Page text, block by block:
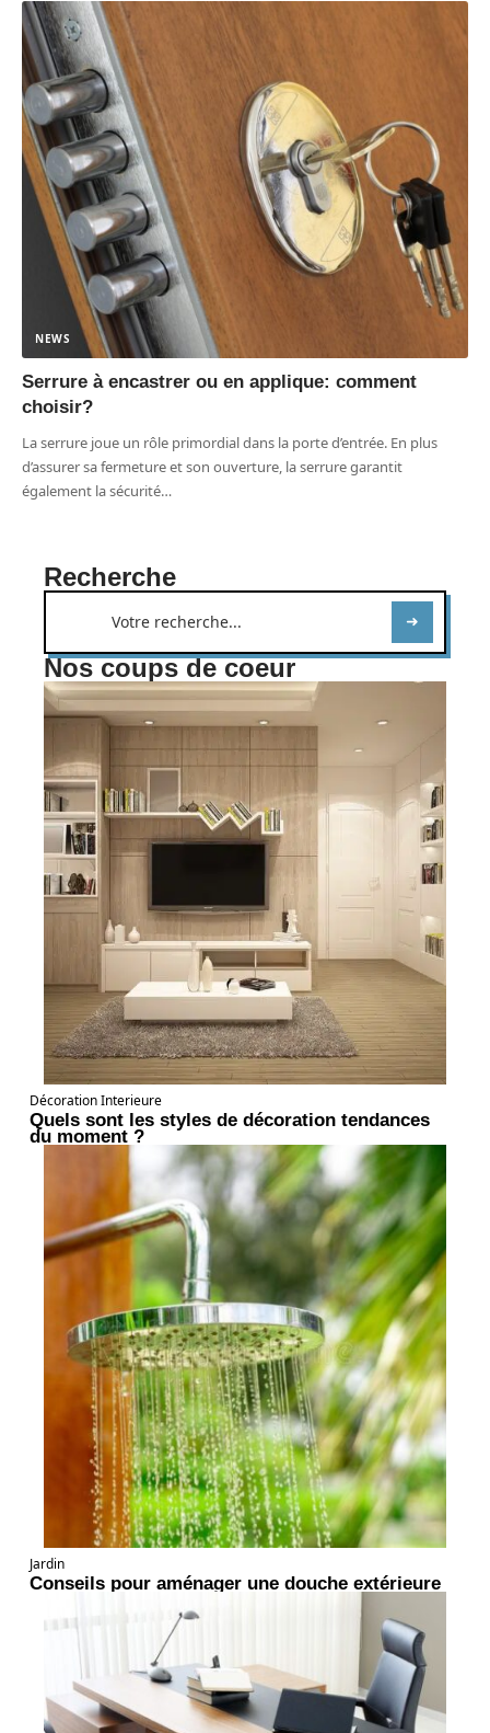
NEWS
Serrure à encastrer ou en applique: comment
choisir?
La serrure joue un rôle primordial dans la porte d’entrée. En plus
d’assurer sa fermeture et son ouverture, la serrure garantit
également la sécurité…
Recherche
Nos coups de coeur
Décoration Interieure
Quels sont les styles de décoration tendances
du moment ?
Jardin
Conseils pour aménager une douche extérieure